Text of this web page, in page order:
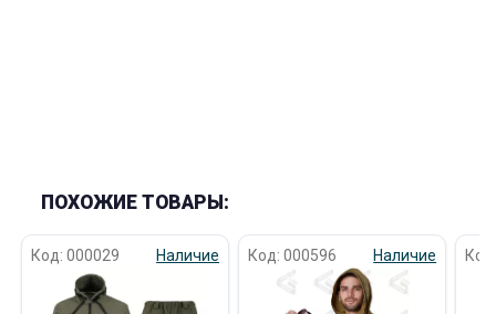
ПОХОЖИЕ ТОВАРЫ:
Код: 000029 Наличие Код: 000596 Наличие